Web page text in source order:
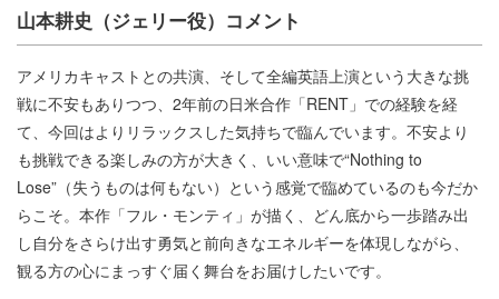
山本耕史（ジェリー役）コメント
アメリカキャストとの共演、そして全編英語上演という大きな挑
戦に不安もありつつ、2年前の日米合作「RENT」での経験を経
て、今回はよりリラックスした気持ちで臨んでいます。不安より
も挑戦できる楽しみの方が大きく、いい意味で“Nothing to
Lose”（失うものは何もない）という感覚で臨めているのも今だか
らこそ。本作「フル・モンティ」が描く、どん底から一歩踏み出
し自分をさらけ出す勇気と前向きなエネルギーを体現しながら、
観る方の心にまっすぐ届く舞台をお届けしたいです。